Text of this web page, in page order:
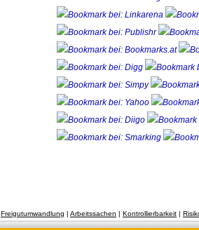
Freigutumwandlung | Arbeitssachen | Kontrollierbarkeit |